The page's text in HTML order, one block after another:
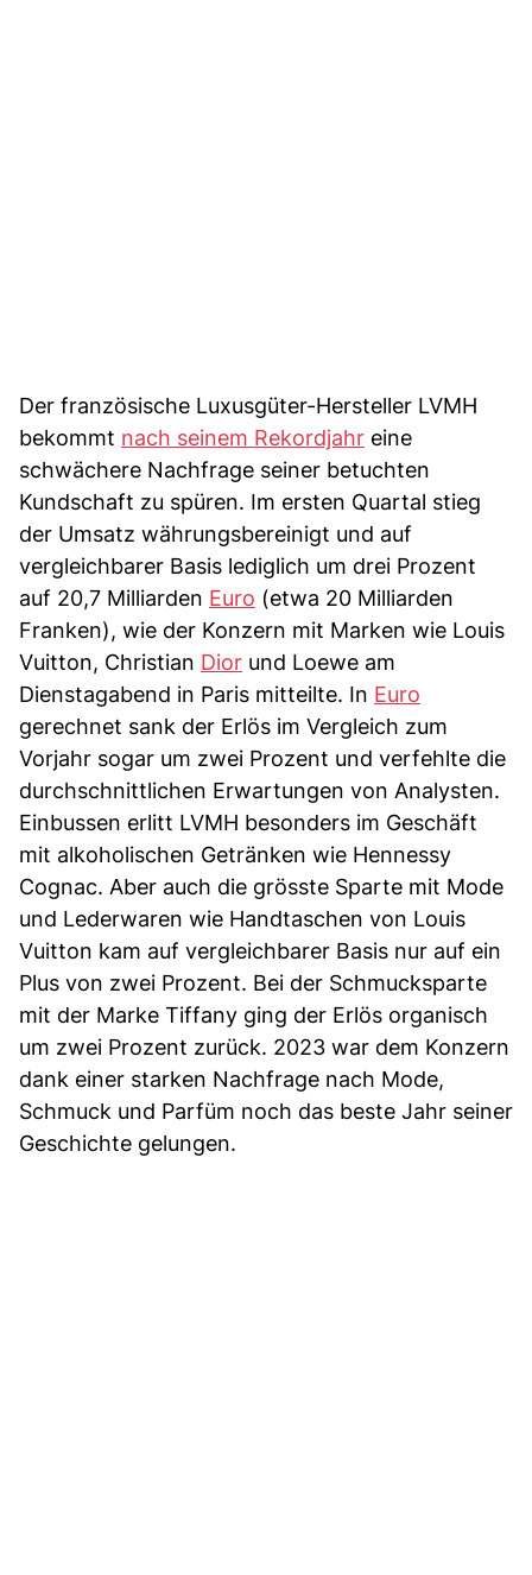
Der französische Luxusgüter-Hersteller LVMH
bekommt nach seinem Rekordjahr eine
schwächere Nachfrage seiner betuchten
Kundschaft zu spüren. Im ersten Quartal stieg
der Umsatz währungsbereinigt und auf
vergleichbarer Basis lediglich um drei Prozent
auf 20,7 Milliarden Euro (etwa 20 Milliarden
Franken), wie der Konzern mit Marken wie Louis
Vuitton, Christian Dior und Loewe am
Dienstagabend in Paris mitteilte. In Euro
gerechnet sank der Erlös im Vergleich zum
Vorjahr sogar um zwei Prozent und verfehlte die
durchschnittlichen Erwartungen von Analysten.
Einbussen erlitt LVMH besonders im Geschäft
mit alkoholischen Getränken wie Hennessy
Cognac. Aber auch die grösste Sparte mit Mode
und Lederwaren wie Handtaschen von Louis
Vuitton kam auf vergleichbarer Basis nur auf ein
Plus von zwei Prozent. Bei der Schmucksparte
mit der Marke Tiffany ging der Erlös organisch
um zwei Prozent zurück. 2023 war dem Konzern
dank einer starken Nachfrage nach Mode,
Schmuck und Parfüm noch das beste Jahr seiner
Geschichte gelungen.